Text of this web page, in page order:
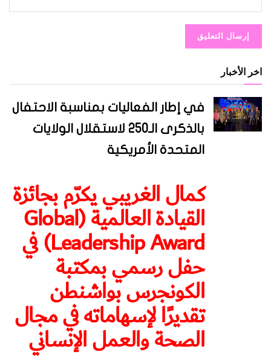
اخر الأخبار
في إطار الفعاليات بمناسبة الاحتفال
بالذكرى الـ250 لاستقلال الولايات
المتحدة الأمريكية
كمال الغريبي يكرّم بجائزة
القيادة العالمية (Global
Leadership Award) في
حفل رسمي بمكتبة
الكونجرس بواشنطن
تقديرًا لإسهاماته في مجال
الصحة والعمل الإنساني